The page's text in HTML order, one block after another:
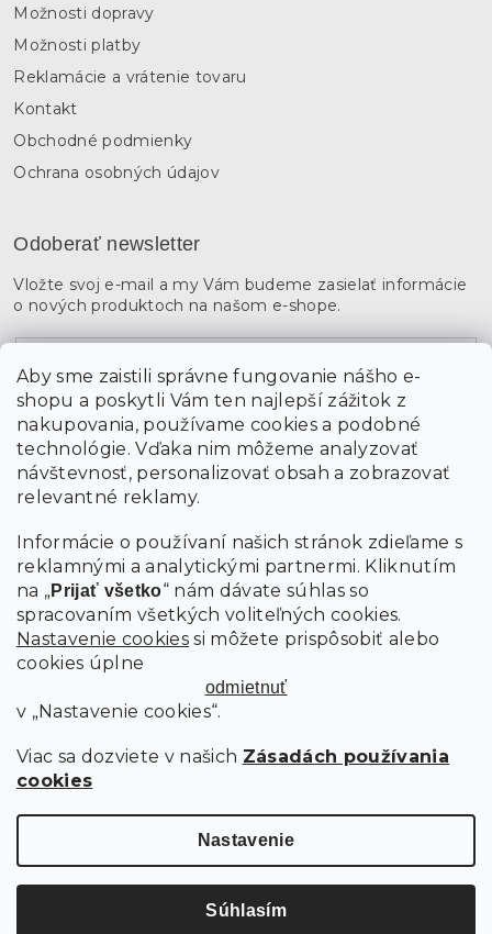
Aby sme zaistili správne fungovanie nášho e-
shopu a poskytli Vám ten najlepší zážitok z
nakupovania, používame cookies a podobné
technológie. Vďaka nim môžeme analyzovať
návštevnosť, personalizovať obsah a zobrazovať
relevantné reklamy.
Informácie o používaní našich stránok zdieľame s
reklamnými a analytickými partnermi. Kliknutím
na „Prijať všetko“ nám dávate súhlas so
spracovaním všetkých voliteľných cookies.
Nastavenie cookies si môžete prispôsobiť alebo
cookies úplne
odmietnuť
v „Nastavenie cookies“.
Viac sa dozviete v našich Zásadách používania
cookies
Nastavenie
Súhlasím
Možnosti dopravy
Možnosti platby
Reklamácie a vrátenie tovaru
Kontakt
Obchodné podmienky
Ochrana osobných údajov
Odoberať newsletter
Vložte svoj e-mail a my Vám budeme zasielať informácie
o nových produktoch na našom e-shope.
Vložením údajov súhlasíte s podmienkami ochrany
osobných údajov
PRIHLÁSIŤ SA
Vytvoril Shoptet Premium